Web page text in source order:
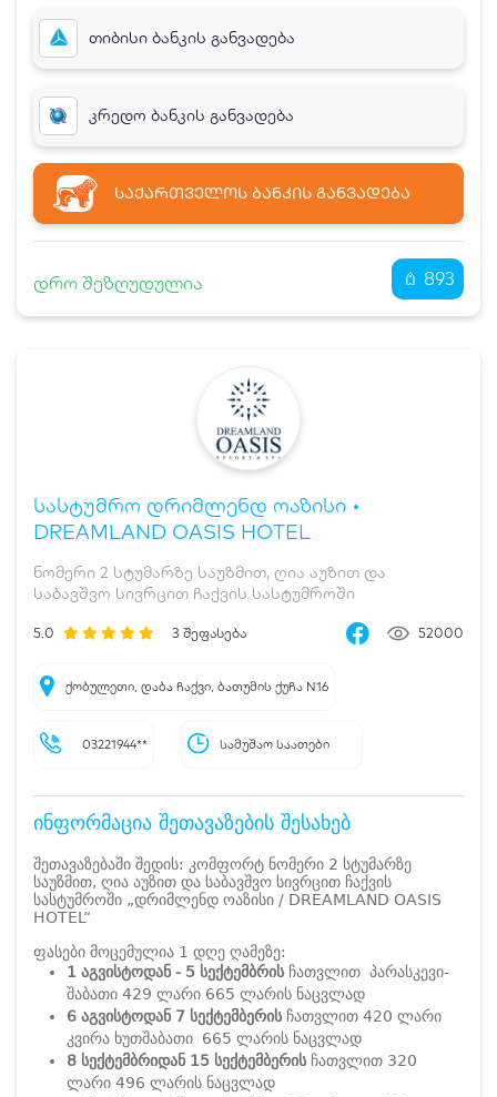
თიბისი ბანკის განვადება
კრედო ბანკის განვადება
ᲡᲐᲥᲐᲠᲗᲕᲔᲚᲝᲡ ᲑᲐᲜᲙᲘᲡ ᲒᲐᲜᲕᲐᲓᲔᲑᲐ
დრო შეზღუდულია 893
სასტუმრო დრიმლენდ ოაზისი •
DREAMLAND OASIS HOTEL
ნომერი 2 სტუმარზე საუზმით, ღია აუზით და
საბავშვო სივრცით ჩაქვის სასტუმროში
5.0 3 შეფასება 52000
ქობულეთი, დაბა ჩაქვი, ბათუმის ქუჩა N16
03221944** სამუშაო საათები
ინფორმაცია შეთავაზების შესახებ
შეთავაზებაში შედის: კომფორტ ნომერი 2 სტუმარზე
საუზმით, ღია აუზით და საბავშვო სივრცით ჩაქვის
სასტუმროში „დრიმლენდ ოაზისი / DREAMLAND OASIS
HOTEL“
ფასები მოცემულია 1 დღე ღამეზე:
1 აგვისტოდან - 5 სექტემბრის ჩათვლით პარასკევი-
შაბათი 429 ლარი 665 ლარის ნაცვლად
6 აგვისტოდან 7 სექტემბერის ჩათვლით 420 ლარი
კვირა ხუთშაბათი 665 ლარის ნაცვლად
8 სექტემბრიდან 15 სექტემბერის ჩათვლით 320
ლარი 496 ლარის ნაცვლად